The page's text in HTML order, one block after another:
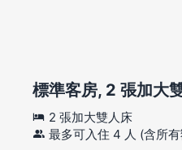
標準客房, 2 張加大
2 張加大雙人床
最多可入住 4 人 (含所